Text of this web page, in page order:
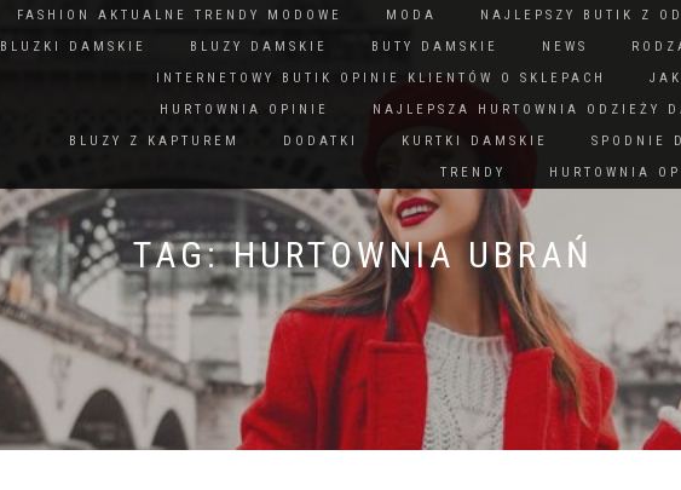
FASHION AKTUALNE TRENDY MODOWE MODA NAJLEPSZY BUTIK Z
BLUZKI DAMSKIE
BLUZY DAMSKIE BUTY DAMSKIE NEWS
INTERNETOWY BUTIK OPINIE KLIENTÓW O SKLEPACH
HURTOWNIA OPINIE
NAJLEPSZA HURTOWNIA ODZIEŻY
BLUZY Z KAPTUREM
DODATKI KURTKI DAMSKIE SPODNIE
TRENDY
HURTOWNIA
TAG:HURTOWNIA UBRAŃ